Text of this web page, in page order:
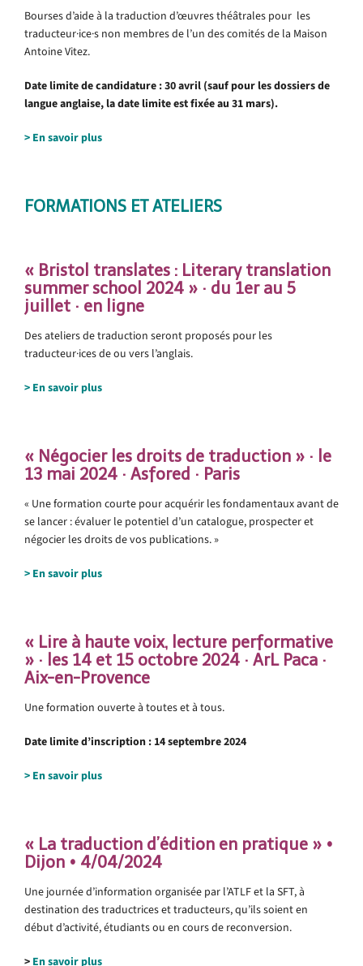
Bourses d’aide à la traduction d’œuvres théâtrales pour les
traducteur·ice·s non membres de l’un des comités de la Maison
Antoine Vitez.
Date limite de candidature : 30 avril (sauf pour les dossiers de
langue anglaise, la date limite est fixée au 31 mars).
> En savoir plus
FORMATIONS ET ATELIERS
« Bristol translates : Literary translation
summer school 2024 » · du 1er au 5
juillet · en ligne
Des ateliers de traduction seront proposés pour les
traducteur·ices de ou vers l’anglais.
> En savoir plus
« Négocier les droits de traduction » · le
13 mai 2024 · Asfored · Paris
« Une formation courte pour acquérir les fondamentaux avant de
se lancer : évaluer le potentiel d’un catalogue, prospecter et
négocier les droits de vos publications. »
> En savoir plus
« Lire à haute voix, lecture performative
» · les 14 et 15 octobre 2024 · ArL Paca ·
Aix-en-Provence
Une formation ouverte à toutes et à tous.
Date limite d’inscription : 14 septembre 2024
> En savoir plus
« La traduction d’édition en pratique » •
Dijon • 4/04/2024
Une journée d’information organisée par l’ATLF et la SFT, à
destination des traductrices et traducteurs, qu’ils soient en
début d’activité, étudiants ou en cours de reconversion.
> En savoir plus